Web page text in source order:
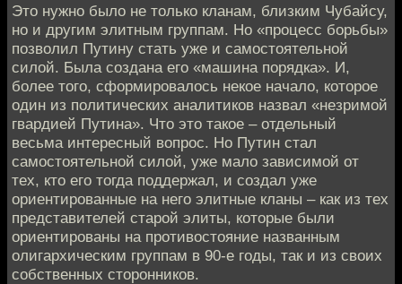
Это нужно было не только кланам, близким Чубайсу,
но и другим элитным группам. Но «процесс борьбы»
позволил Путину стать уже и самостоятельной
силой. Была создана его «машина порядка». И,
более того, сформировалось некое начало, которое
один из политических аналитиков назвал «незримой
гвардией Путина». Что это такое – отдельный
весьма интересный вопрос. Но Путин стал
самостоятельной силой, уже мало зависимой от
тех, кто его тогда поддержал, и создал уже
ориентированные на него элитные кланы – как из тех
представителей старой элиты, которые были
ориентированы на противостояние названным
олигархическим группам в 90-е годы, так и из своих
собственных сторонников.